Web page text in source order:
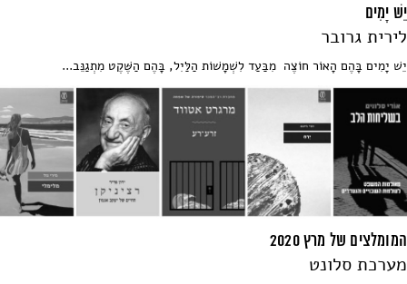
יֵשׁ יָמִים
לירית גרובר
יֵשׁ יָמִים בָּהֶם הָאוֹר חוֹצֶה מִבַּעַד לִשְׁמָשׁוֹת הַלַּיִל, בָּהֶם הַשֶּׁקֶט מִתְגַנֵּב...
המומלצים של מרץ 2020
מערכת סלונט